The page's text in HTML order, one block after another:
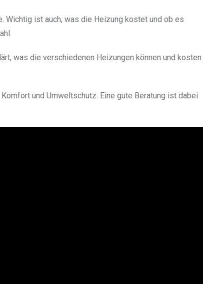
Wichtig ist auch, was die Heizung kostet und ob es
was die verschiedenen Heizungen können und kosten.
und Umweltschutz. Eine gute Beratung ist dabei